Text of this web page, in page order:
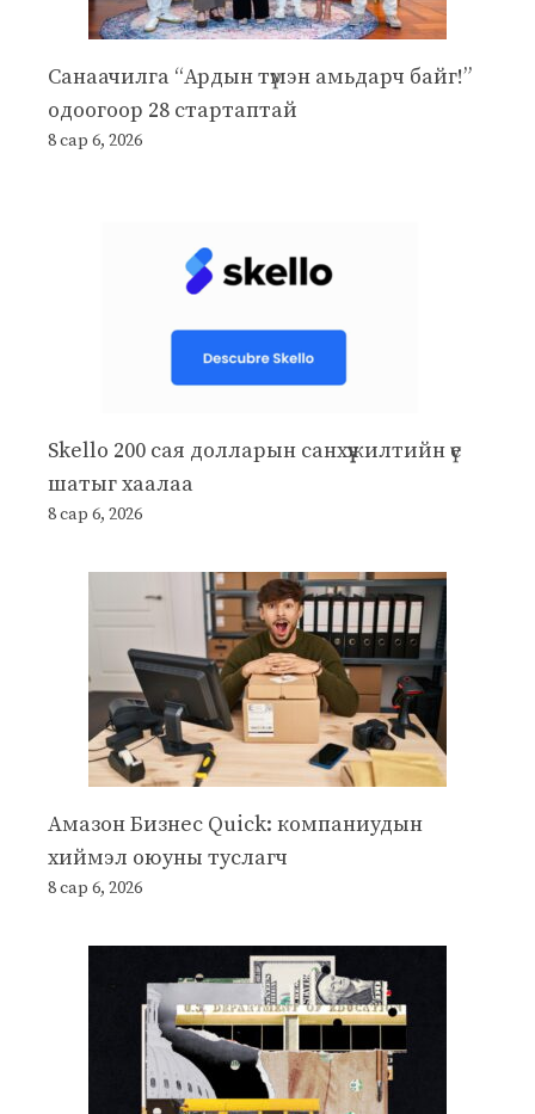
Санаачилга “Ардын түмэн амьдарч байг!”
одоогоор 28 стартаптай
8 сар 6, 2026
Skello 200 сая долларын санхүүжилтийн үе
шатыг хаалаа
8 сар 6, 2026
Амазон Бизнес Quick: компаниудын
хиймэл оюуны туслагч
8 сар 6, 2026